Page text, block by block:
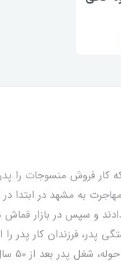
است که کار فروش منسوجات را
به مشهد در ابتدا در
دادند و سپس در بازار
پدر، فرزندان کار پدر را
فروش